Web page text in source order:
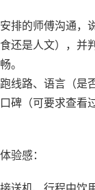
排的师傅沟通，
还是人文），并
。
线路、语言（是
碑（可要求查看
验感‌：